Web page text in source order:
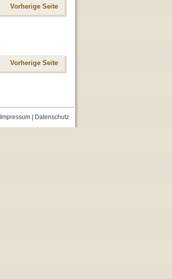
Vorherige Seite
Vorherige Seite
Impressum| Datenschutz